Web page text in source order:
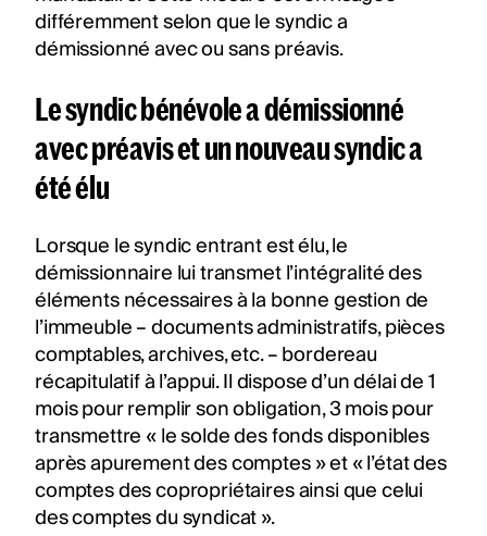
différemment selon que le syndic a
démissionné avec ou sans préavis.
Le syndic bénévole a démissionné
avec préavis et un nouveau syndic a
été élu
Lorsque le syndic entrant est élu, le
démissionnaire lui transmet l’intégralité des
éléments nécessaires à la bonne gestion de
l’immeuble – documents administratifs, pièces
comptables, archives, etc. – bordereau
récapitulatif à l’appui. Il dispose d’un délai de 1
mois pour remplir son obligation, 3 mois pour
transmettre « le solde des fonds disponibles
après apurement des comptes » et « l’état des
comptes des copropriétaires ainsi que celui
des comptes du syndicat ».